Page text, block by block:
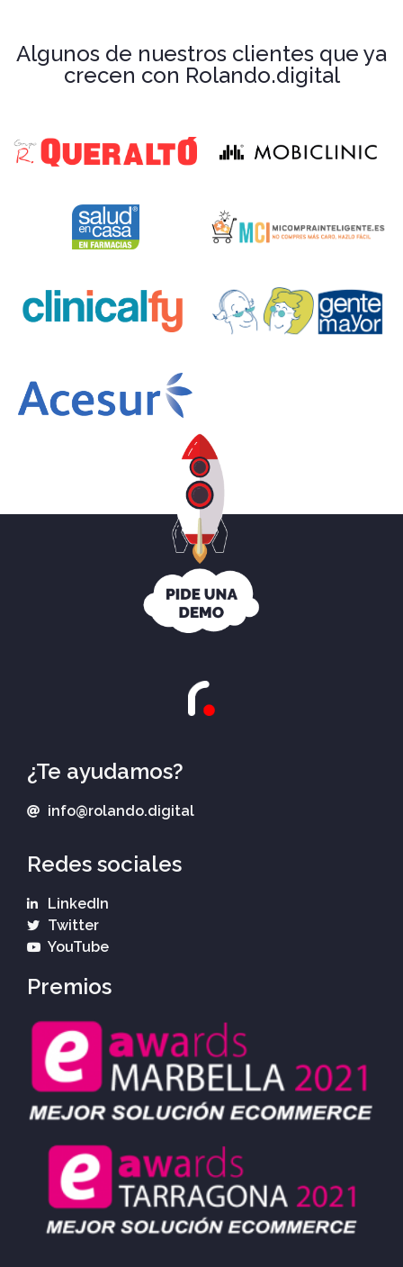
Algunos de nuestros clientes que ya
crecen con Rolando.digital
¿Te ayudamos?
info@rolando.digital
Redes sociales
LinkedIn
Twitter
YouTube
Premios